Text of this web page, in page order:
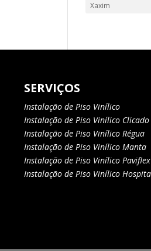
Xaxim
SERVIÇOS
Instalação de Piso Vinílico
Instalação de Piso Vinílico Clicado
Instalação de Piso Vinílico Régua
Instalação de Piso Vinílico Manta
Instalação de Piso Vinílico Paviflex
Instalação de Piso Vinílico